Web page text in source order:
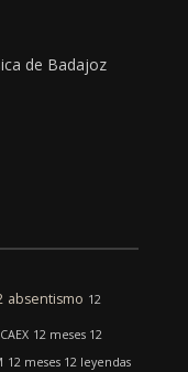
de Badajoz
absentismo 12
12 meses 12
12 meses 12 leyendas